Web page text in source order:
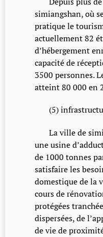
simiangshan, où
pratique le
actuellement 82
d’hébergement
capacité de
3500 personnes.
atteint 80 000 en
(5)
La ville de
une usine
de 1000 tonnes
satisfaire les
domestique de la
cours de
protégées
dispersées, de
de vie de